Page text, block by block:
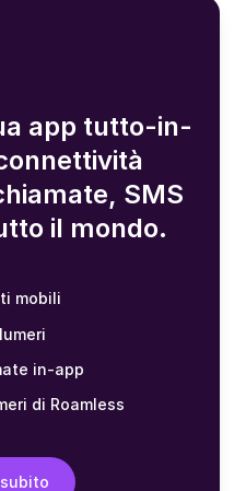
app tutto-in-
SMS
il mondo.
mobili
in-app
di Roamless